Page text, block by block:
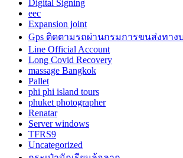
Digital Signing
eec
Expansion joint
Gps ติดตามรถผ่านกรมการขนส่งทาง
Line Official Account
Long Covid Recovery
massage Bangkok
Pallet
phi phi island tours
phuket photographer
Renatar
Server windows
TFRS9
Uncategorized